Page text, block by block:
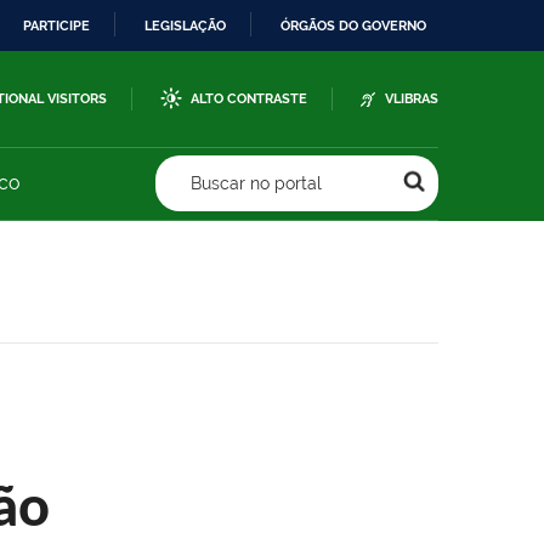
PARTICIPE LEGISLAÇÃO ÓRGÃOS DO GOVERNO
VISITORS ALTO CONTRASTE VLIBRAS
Buscar no portal